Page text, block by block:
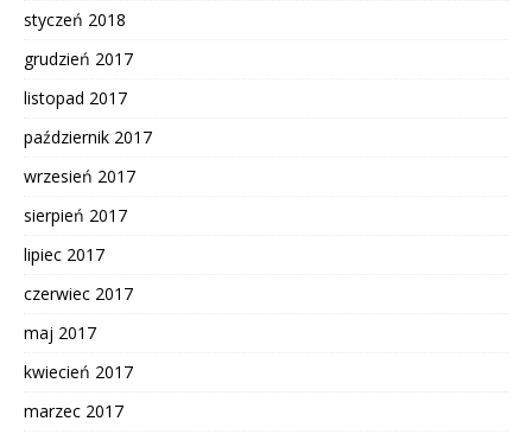
styczeń 2018
grudzień 2017
listopad 2017
październik 2017
wrzesień 2017
sierpień 2017
lipiec 2017
czerwiec 2017
maj 2017
kwiecień 2017
marzec 2017